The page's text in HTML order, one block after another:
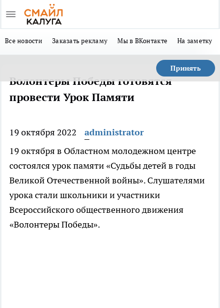
Все новости Заказать рекламу Мы в ВКонтакте На заметку
Принять
Волонтеры Победы готовятся
провести Урок Памяти
19 октября 2022
administrator
19 октября в Областном молодежном центре
состоялся урок памяти «Судьбы детей в годы
Великой Отечественной войны». Слушателями
урока стали школьники и участники
Всероссийского общественного движения
«Волонтеры Победы».